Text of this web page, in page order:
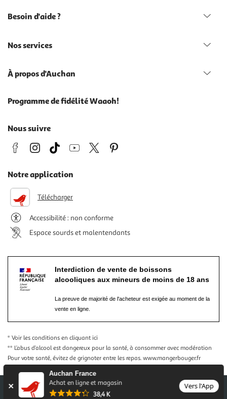
Auchan France
Achat en ligne et magasin
38,4 K
Vers l'App
Besoin d'aide ?
Nos services
À propos d'Auchan
Programme de fidélité Waaoh!
Nous suivre
Notre application
Télécharger
Accessibilité : non conforme
Espace sourds et malentendants
Interdiction de vente de boissons
alcooliques aux mineurs de moins de 18 ans
La preuve de majorité de l'acheteur est exigée au moment de la
vente en ligne.
* Voir les conditions en cliquant ici
** L’abus d’alcool est dangereux pour la santé, à consommer avec modération
Pour votre santé, évitez de grignoter entre les repas. www.mangerbouger.fr